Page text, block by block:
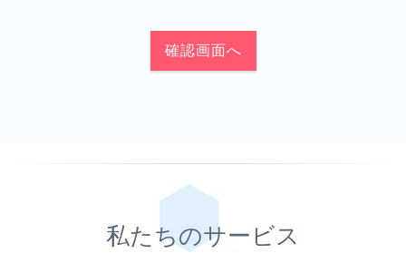
確認画面へ
私たちのサービス